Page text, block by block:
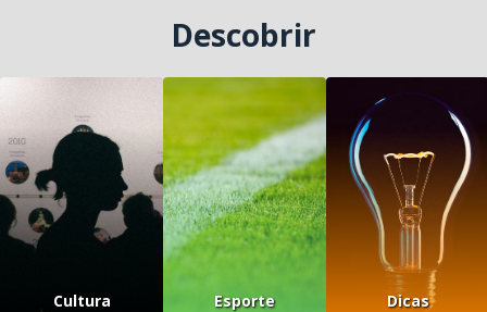
Descobrir
Cultura Esporte Dicas